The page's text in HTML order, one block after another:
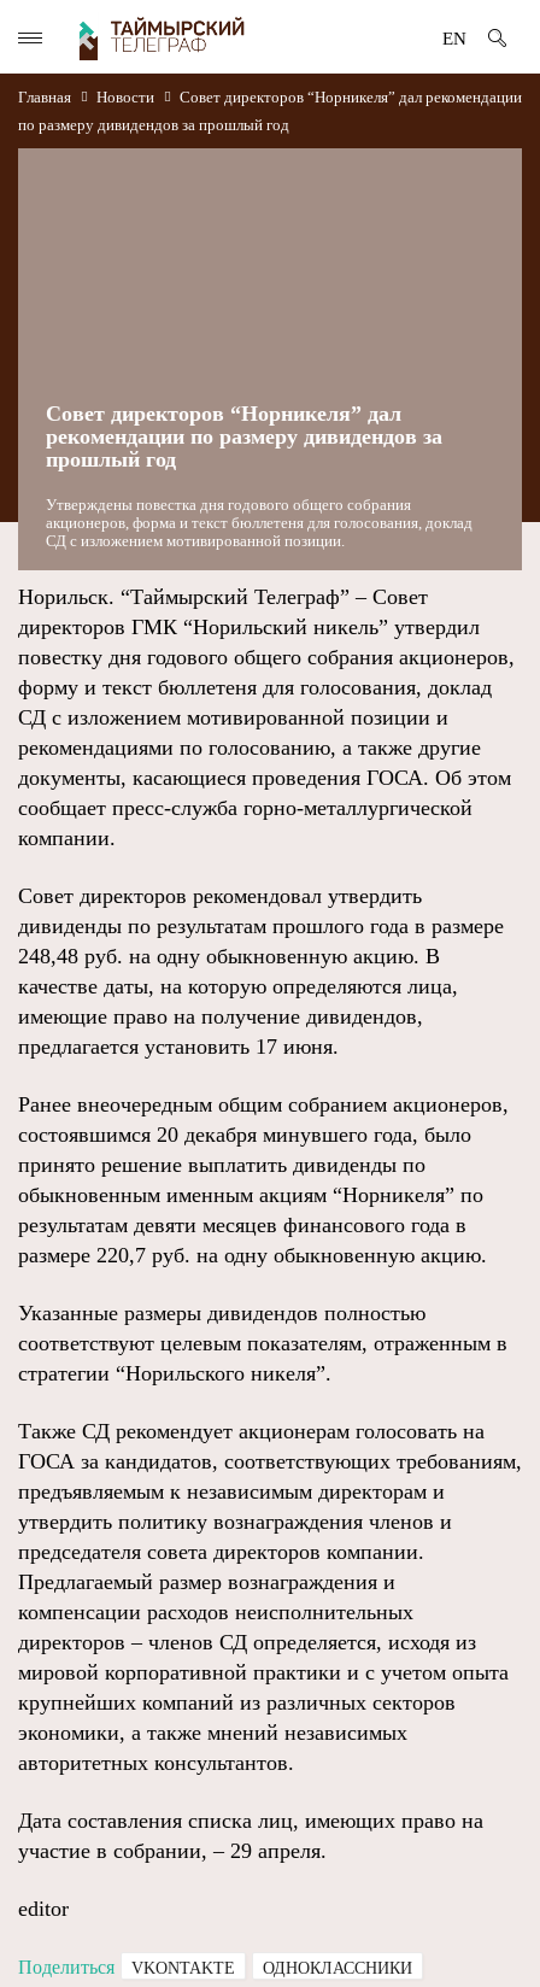
EN
Главная Новости
Совет директоров “Норникеля” дал рекомендации
по размеру дивидендов за прошлый год
Совет директоров “Норникеля” дал
рекомендации по размеру дивидендов за
прошлый год
Утверждены повестка дня годового общего собрания
акционеров, форма и текст бюллетеня для голосования, доклад
СД с изложением мотивированной позиции.
Норильск. “Таймырский Телеграф” – Совет
директоров ГМК “Норильский никель” утвердил
повестку дня годового общего собрания акционеров,
форму и текст бюллетеня для голосования, доклад
СД с изложением мотивированной позиции и
рекомендациями по голосованию, а также другие
документы, касающиеся проведения ГОСА. Об этом
сообщает пресс-служба горно-металлургической
компании.
Совет директоров рекомендовал утвердить
дивиденды по результатам прошлого года в размере
248,48 руб. на одну обыкновенную акцию. В
качестве даты, на которую определяются лица,
имеющие право на получение дивидендов,
предлагается установить 17 июня.
Ранее внеочередным общим собранием акционеров,
состоявшимся 20 декабря минувшего года, было
принято решение выплатить дивиденды по
обыкновенным именным акциям “Норникеля” по
результатам девяти месяцев финансового года в
размере 220,7 руб. на одну обыкновенную акцию.
Указанные размеры дивидендов полностью
соответствуют целевым показателям, отраженным в
стратегии “Норильского никеля”.
Также СД рекомендует акционерам голосовать на
ГОСА за кандидатов, соответствующих требованиям,
предъявляемым к независимым директорам и
утвердить политику вознаграждения членов и
председателя совета директоров компании.
Предлагаемый размер вознаграждения и
компенсации расходов неисполнительных
директоров – членов СД определяется, исходя из
мировой корпоративной практики и с учетом опыта
крупнейших компаний из различных секторов
экономики, а также мнений независимых
авторитетных консультантов.
Дата составления списка лиц, имеющих право на
участие в собрании, – 29 апреля.
editor
Поделиться VKONTAKTE ОДНОКЛАССНИКИ